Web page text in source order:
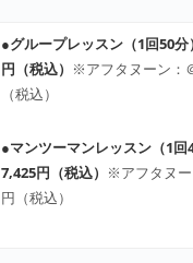
●グループレッスン（1回50
円（税込）
※アフタヌーン：
（税込）
●マンツーマンレッスン（1回
7,425円（税込）
※アフタヌ
円（税込）